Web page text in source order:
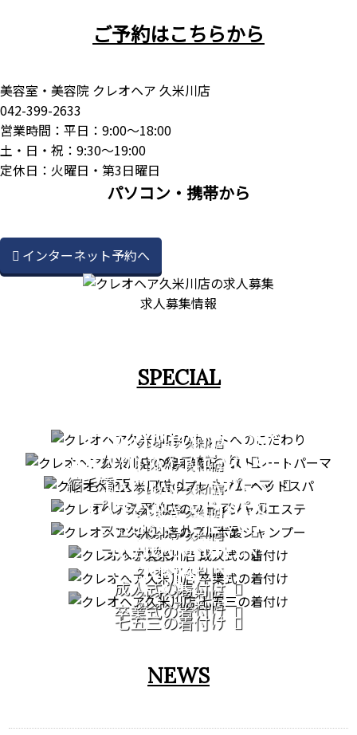
ご予約はこちらから
美容室・美容院 クレオヘア 久米川店
042-399-2633
営業時間：平日：9:00～18:00
土・日・祝：9:30～19:00
定休日：火曜日・第3日曜日
パソコン・携帯から
インターネット予約へ
求人募集情報
SPECIAL
クレオヘア 久米川店
カットへのこだわり
STRAIGHT PERM
クレオヘア 久米川店
縮毛矯正・ストレートパーマ
PREMIUM HEAD SPA
クレオヘア 久米川店
プレミアムヘッドスパ
FACIAL CARE
クレオヘア 久米川店
フェイシャルエステ
PATORA SERIES
クレオヘア 久米川店
フルボ酸シャンプー
COMING OF AGE
CEREMONY
クレオヘア 久米川店
成人式の着付け
GRADUATION
CEREMONY
クレオヘア 久米川店
卒業式の着付け
753
クレオヘア 久米川店
七五三の着付け
NEWS